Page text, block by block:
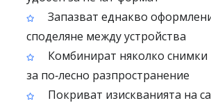
Запазват еднакво
споделяне между устройства
Комбинират няколко снимки
за по‑лесно разпространение
Покриват изискванията на